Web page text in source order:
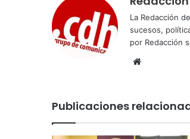
La Redacción
sucesos,
por Redacción
Sitio
Publicaciones